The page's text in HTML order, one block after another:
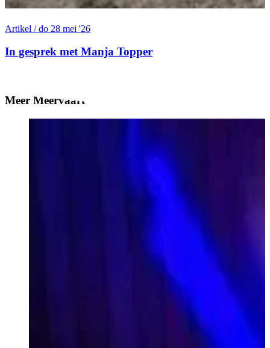
Artikel / do 28 mei '26
In gesprek met Manja Topper
Meer Meervaart